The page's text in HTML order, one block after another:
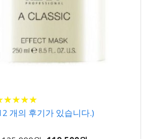
★★★★
★★★★
개의 후기가 있습니다.)